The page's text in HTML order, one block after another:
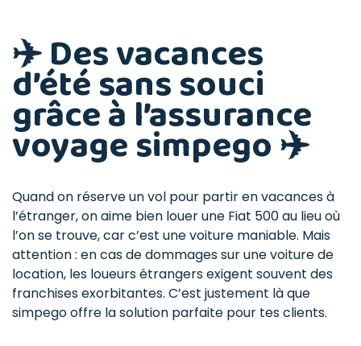
✈️ Des vacances
d’été sans souci
grâce à l’assurance
voyage simpego ✈️
Quand on réserve un vol pour partir en vacances à
l’étranger, on aime bien louer une Fiat 500 au lieu où
l’on se trouve, car c’est une voiture maniable. Mais
attention : en cas de dommages sur une voiture de
location, les loueurs étrangers exigent souvent des
franchises exorbitantes. C’est justement là que
simpego offre la solution parfaite pour tes clients.